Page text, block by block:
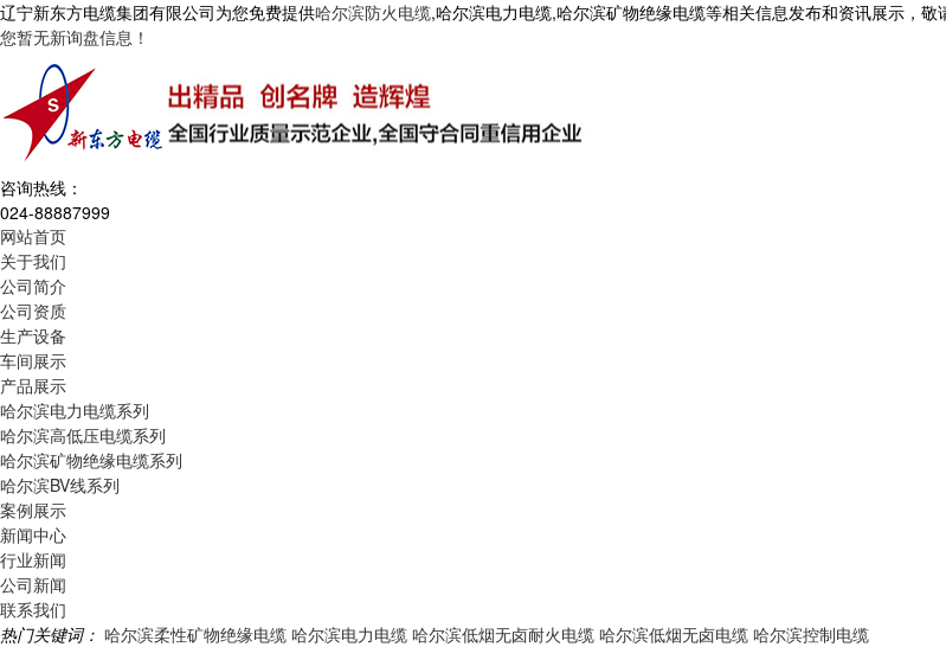
辽宁新东方电缆集团有限公司为您免费提供哈尔滨防火电缆,哈尔滨电力电缆,哈尔滨矿物绝缘电缆等相关信息发布和资讯展示，敬
您暂无新询盘信息！
咨询热线：
024-88887999
网站首页
关于我们
公司简介
公司资质
生产设备
车间展示
产品展示
哈尔滨电力电缆系列
哈尔滨高低压电缆系列
哈尔滨矿物绝缘电缆系列
哈尔滨BV线系列
案例展示
新闻中心
行业新闻
公司新闻
联系我们
热门关键词： 哈尔滨柔性矿物绝缘电缆 哈尔滨电力电缆 哈尔滨低烟无卤耐火电缆 哈尔滨低烟无卤电缆 哈尔滨控制电缆